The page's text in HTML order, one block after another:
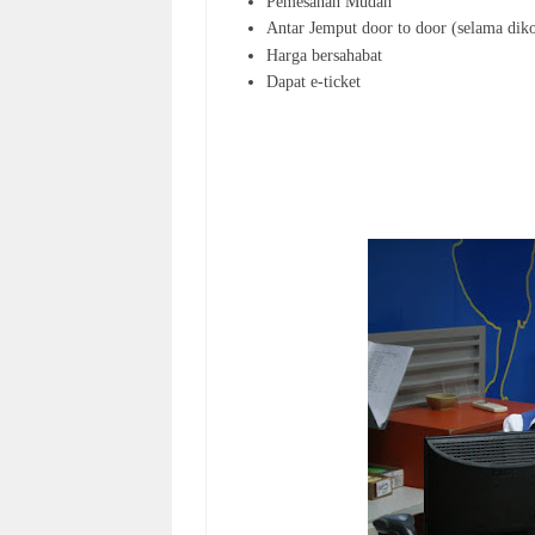
Antar Jemput door to door (selama
Harga bersahabat
Dapat e-ticket